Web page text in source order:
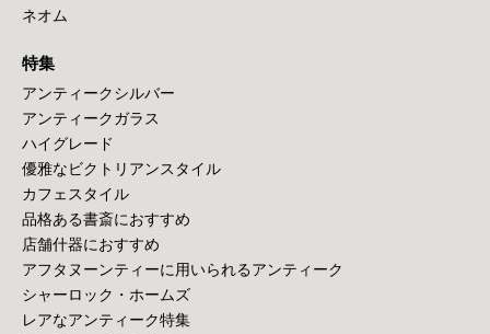
ネオム
特集
アンティークシルバー
アンティークガラス
ハイグレード
優雅なビクトリアンスタイル
カフェスタイル
品格ある書斎におすすめ
店舗什器におすすめ
アフタヌーンティーに用いられるアンティーク
シャーロック・ホームズ
レアなアンティーク特集